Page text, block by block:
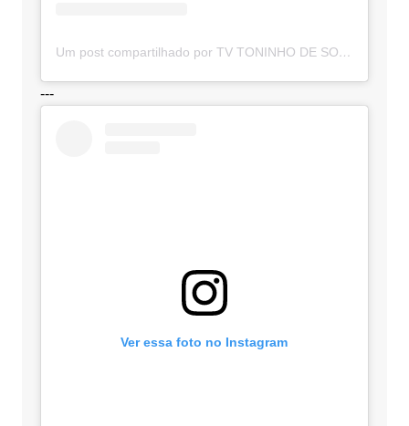
Um post compartilhado por TV TONINHO DE SOUZA (@toninhodesouzamt)
---
Ver essa foto no Instagram